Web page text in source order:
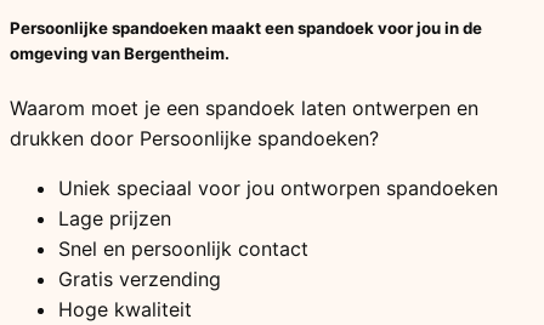
Persoonlijke spandoeken maakt een spandoek voor jou in de
omgeving van Bergentheim.
Waarom moet je een spandoek laten ontwerpen en
drukken door Persoonlijke spandoeken?
Uniek speciaal voor jou ontworpen spandoeken
Lage prijzen
Snel en persoonlijk contact
Gratis verzending
Hoge kwaliteit